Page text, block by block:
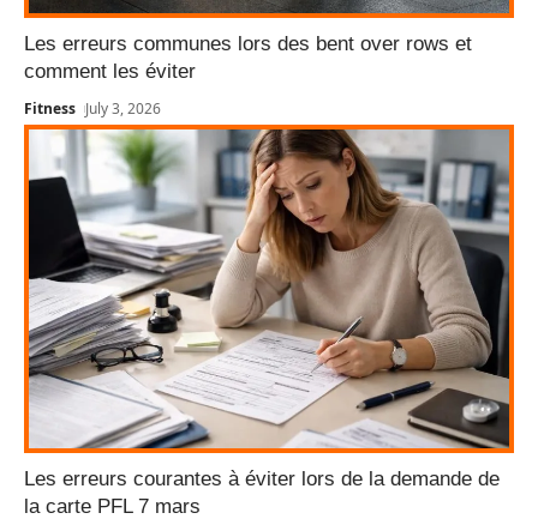
Les erreurs communes lors des bent over rows et
comment les éviter
Fitness July 3, 2026
Les erreurs courantes à éviter lors de la demande de
la carte PFL 7 mars